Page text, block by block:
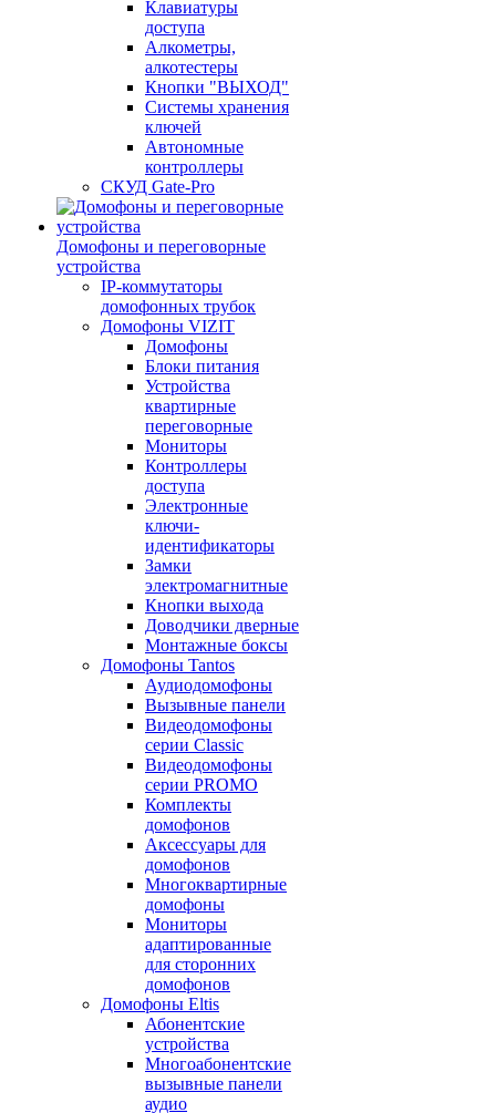
Клавиатуры
доступа
Алкометры,
алкотестеры
Кнопки "ВЫХОД"
Системы хранения
ключей
Автономные
контроллеры
СКУД Gate-Pro
Домофоны и переговорные
устройства
IP-коммутаторы
домофонных трубок
Домофоны VIZIT
Домофоны
Блоки питания
Устройства
квартирные
переговорные
Мониторы
Контроллеры
доступа
Электронные
ключи-
идентификаторы
Замки
электромагнитные
Кнопки выхода
Доводчики дверные
Монтажные боксы
Домофоны Tantos
Аудиодомофоны
Вызывные панели
Видеодомофоны
серии Classic
Видеодомофоны
серии PROMO
Комплекты
домофонов
Аксессуары для
домофонов
Многоквартирные
домофоны
Мониторы
адаптированные
для сторонних
домофонов
Домофоны Eltis
Абонентские
устройства
Многоабонентские
вызывные панели
аудио